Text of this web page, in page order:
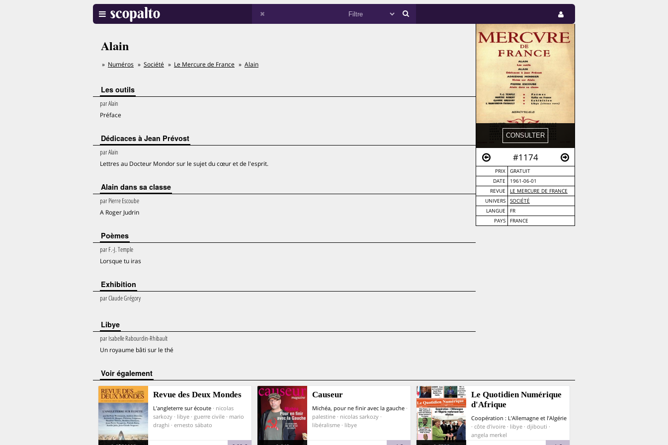
#1174
PRIX
GRATUIT
DATE
1961-06-01
REVUE
LE MERCURE DE FRANCE
UNIVERS
SOCIÉTÉ
LANGUE
FR
PAYS
FRANCE
Alain
Numéros Société Le Mercure de France Alain
Les outils
parAlain
Préface
Dédicaces à Jean Prévost
parAlain
Lettres au Docteur Mondor sur le sujet du cœur et de l'esprit.
Alain dans sa classe
parPierre Escoube
A Roger Judrin
Poèmes
parF.-J. Temple
Lorsque tu iras
Exhibition
parClaude Grégory
Libye
parIsabelle Rabourdin-Rhibault
Un royaume bâti sur le thé
voir également
Revue des Deux Mondes
L’angleterre sur écoute · nicolas
sarkozy · libye · guerre civile · mario
draghi · ernesto sábato
Causeur
Michéa, pour ne finir avec la gauche ·
palestine · nicolas sarkozy ·
libéralisme · libye
Le Quotidien Numérique
d'Afrique
Coopération : L’Allemagne et l’Algérie
· côte d'ivoire · libye · djibouti ·
angela merkel